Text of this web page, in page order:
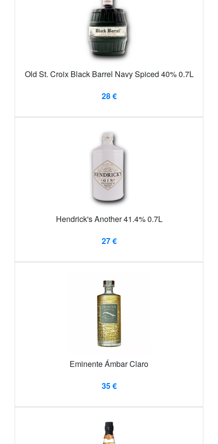
Old St. Croix Black Barrel Navy Spiced 40% 0.7L
28 €
Hendrick's Another 41.4% 0.7L
27 €
Eminente Ámbar Claro
35 €